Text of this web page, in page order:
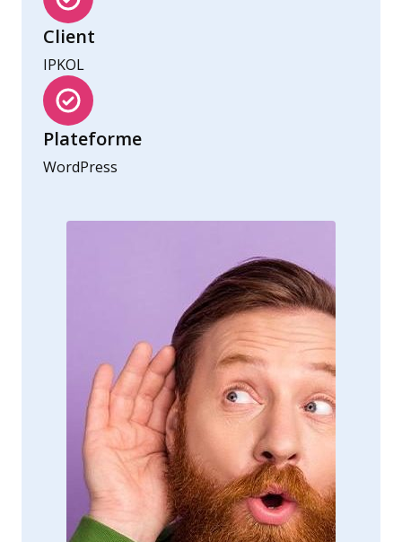
Client
IPKOL
Plateforme
WordPress